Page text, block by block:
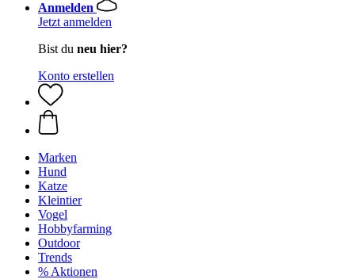
Anmelden
Jetzt anmelden
Bist du neu hier?
Konto erstellen
Marken
Hund
Katze
Kleintier
Vogel
Hobbyfarming
Outdoor
Trends
% Aktionen